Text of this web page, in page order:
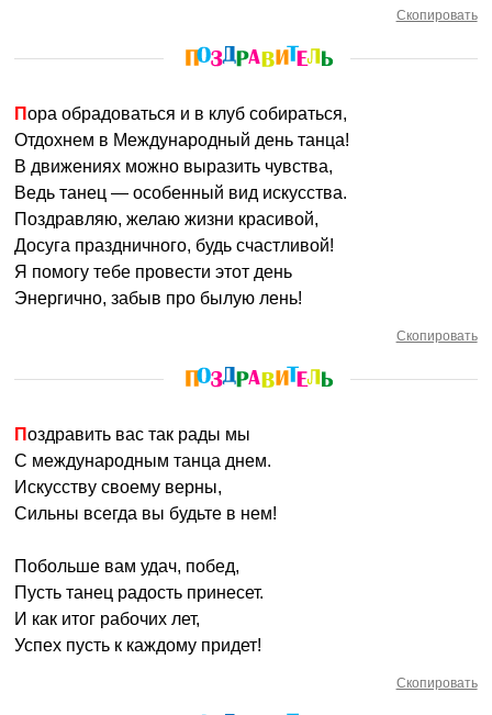
Скопировать
Пора обрадоваться и в клуб собираться,
Отдохнем в Международный день танца!
В движениях можно выразить чувства,
Ведь танец — особенный вид искусства.
Поздравляю, желаю жизни красивой,
Досуга праздничного, будь счастливой!
Я помогу тебе провести этот день
Энергично, забыв про былую лень!
Скопировать
Поздравить вас так рады мы
С международным танца днем.
Искусству своему верны,
Сильны всегда вы будьте в нем!
Побольше вам удач, побед,
Пусть танец радость принесет.
И как итог рабочих лет,
Успех пусть к каждому придет!
Скопировать